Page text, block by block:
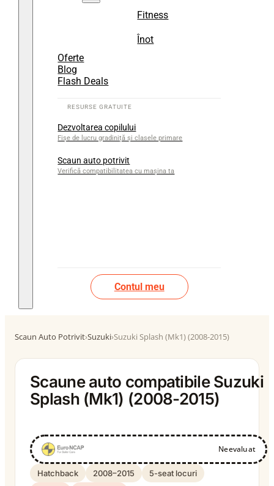
Fitness
Înot
Oferte
Blog
Flash Deals
Dezvoltarea copilului
Fișe de lucru gradiniță și clasele primare
Scaun auto potrivit
Verifică compatibilitatea cu mașina ta
Contul meu
Scaun Auto Potrivit›Suzuki›Suzuki Splash (Mk1) (2008-2015)
Scaune auto compatibile Suzuki
Splash (Mk1) (2008-2015)
Neevaluat
Hatchback 2008–2015
5-seat locuri